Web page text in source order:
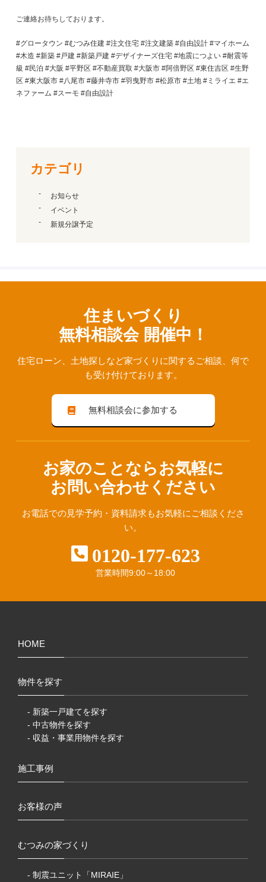
ご連絡お待ちしております。
#グロータウン #むつみ住建 #注文住宅 #注文建築 #自由設計 #マイホーム
#木造 #新築 #戸建 #新築戸建 #デザイナーズ住宅 #地震につよい #耐震等
級 #民泊 #大阪 #平野区 #不動産買取 #大阪市 #阿倍野区 #東住吉区 #生野
区 #東大阪市 #八尾市 #藤井寺市 #羽曳野市 #松原市 #土地 #ミライエ #エ
ネファーム #スーモ #自由設計
カテゴリ
お知らせ
イベント
新規分譲予定
住まいづくり
無料相談会 開催中！
住宅ローン、⼟地探しなど家づくりに関するご相談、 何で
も受け付けております。
無料相談会に参加する
お家のことならお気軽に
お問い合わせください
お電話での見学予約・資料請求もお気軽にご相談くださ
い。
0120-177-623
営業時間9:00～18:00
HOME
物件を探す
- 新築一戸建てを探す
- 中古物件を探す
- 収益・事業用物件を探す
施工事例
お客様の声
むつみの家づくり
- 制震ユニット「MIRAIE」